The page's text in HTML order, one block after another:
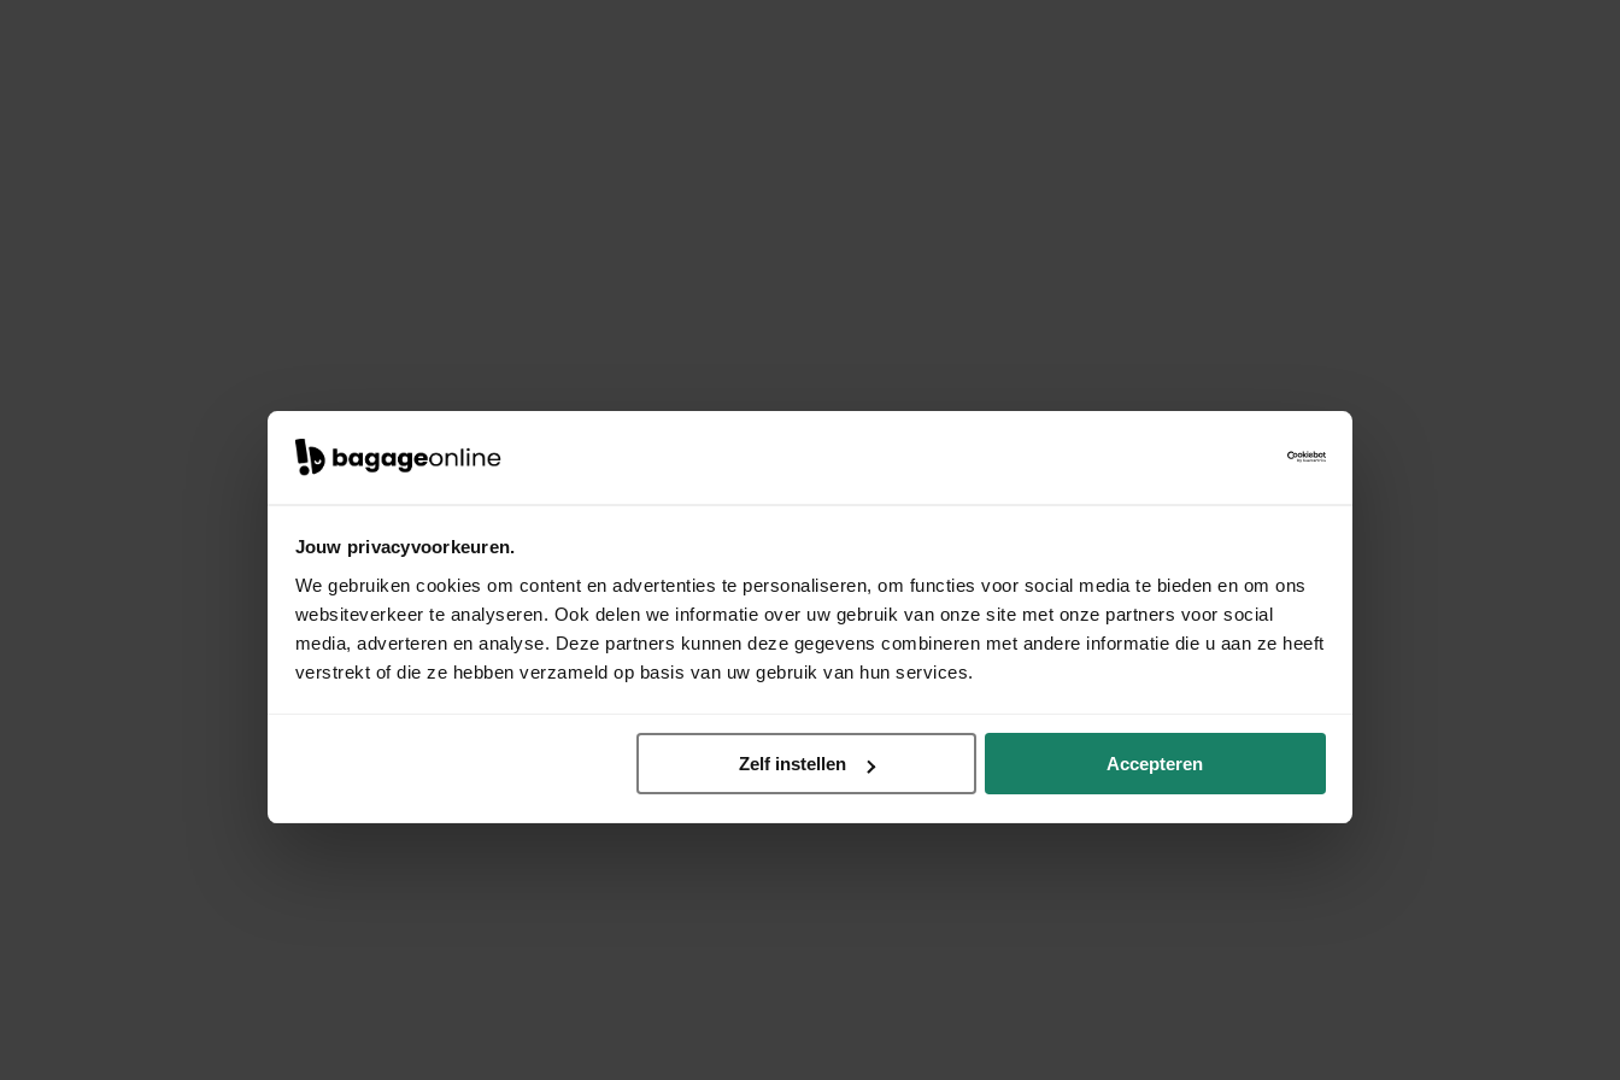
Jouw privacyvoorkeuren.
We gebruiken cookies om content en advertenties te personaliseren, om functies voor social media te bieden en om ons
websiteverkeer te analyseren. Ook delen we informatie over uw gebruik van onze site met onze partners voor social
media, adverteren en analyse. Deze partners kunnen deze gegevens combineren met andere informatie die u aan ze heeft
verstrekt of die ze hebben verzameld op basis van uw gebruik van hun services.
Zelf instellen Accepteren